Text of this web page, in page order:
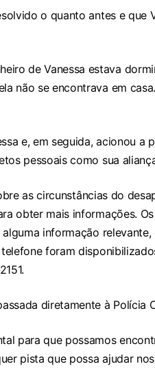
o quanto antes e que
de Vanessa estava
não se encontrava em
e, em seguida, acionou a
pessoais como sua
as circunstâncias do
obter mais informações.
informação
foram
diretamente à Polícia
para que possamos
pista que possa ajudar